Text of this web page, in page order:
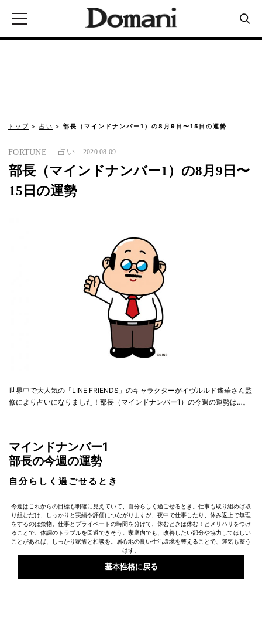
トップ 占い 部長（マインドナンバー1）の8月9日〜15日の運勢
FORTUNE 占い 2020.08.09
部長（マインドナンバー1）の8月9日〜
15日の運勢
世界中で大人気の「LINE FRIENDS」のキャラクターがイヴルルド遙華さん監
修により占いになりました！部長（マインドナンバー1）の今週の運勢は…。
マインドナンバー1
部長の今週の運勢
自分らしく過ごせるとき
今週はこれからの目標も明確に見えていて、自分らしく過ごせるとき。仕事も取り組めば取
り組むだけ、しっかりと実績や評価につながりますが、夜中で仕事したり、休み返上で無理
をするのは禁物。仕事とプライベートの時間を分けて、休むときは休む！とメリハリをつけ
ることで、体調のトラブルを回避できそう。家庭内でも、改善したい部分や協力してほしい
ことがあれば、しっかり家族と相談を。居心地の良い生活環境を整えることで、運気も整う
はず。
基本性格に戻る